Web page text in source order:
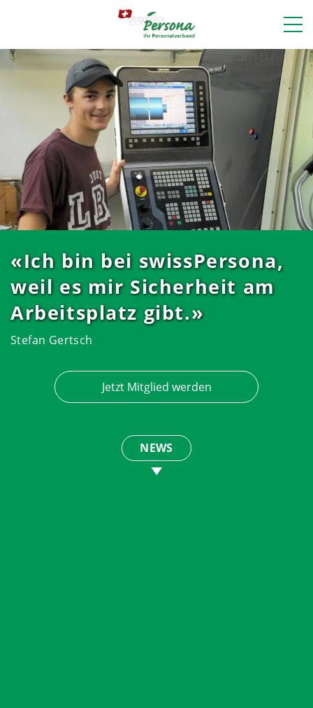
«Ich bin bei swissPersona,
weil es mir Sicherheit am
Arbeitsplatz gibt.»
Stefan Gertsch
Jetzt Mitglied werden
NEWS